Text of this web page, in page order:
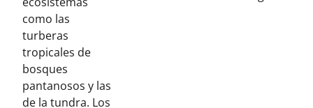
como las
turberas
tropicales de
bosques
pantanosos y las
de la tundra. Los